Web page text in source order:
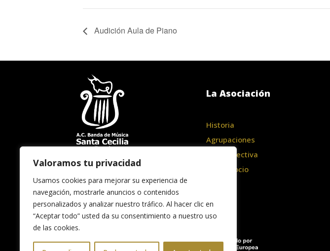
Valoramos tu privacidad
Usamos cookies para mejorar su experiencia de
navegación, mostrarle anuncios o contenidos
personalizados y analizar nuestro tráfico. Al hacer clic en
“Aceptar todo” usted da su consentimiento a nuestro uso
de las cookies.
Audición Aula de Piano
La Asociación
Historia
Agrupaciones
Junta Directiva
Hazte Socio